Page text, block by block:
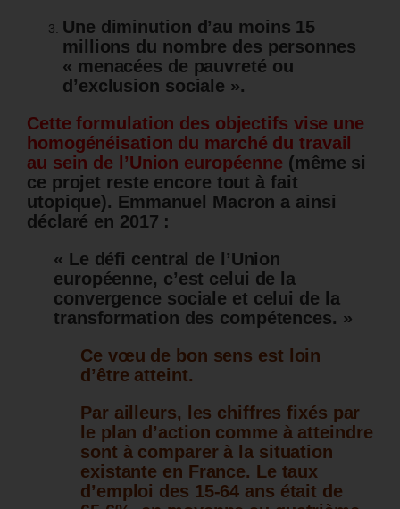
Une diminution d’au moins 15
millions du nombre des personnes
« menacées de pauvreté ou
d’exclusion sociale ».
Cette formulation des objectifs vise une
homogénéisation du marché du travail
au sein de l’Union européenne (même si
ce projet reste encore tout à fait
utopique). Emmanuel Macron a ainsi
déclaré en 2017 :
« Le défi central de l’Union
européenne, c’est celui de la
convergence sociale et celui de la
transformation des compétences. »
Ce vœu de bon sens est loin
d’être atteint.
Par ailleurs, les chiffres fixés par
le plan d’action comme à atteindre
sont à comparer à la situation
existante en France. Le taux
d’emploi des 15-64 ans était de